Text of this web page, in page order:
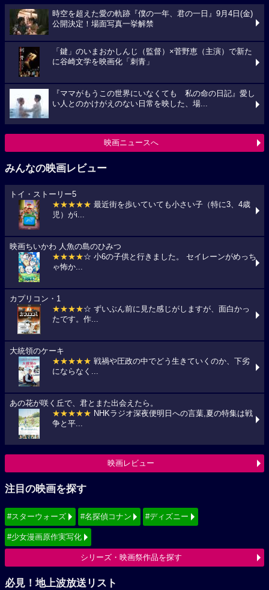
時空を超えた愛の軌跡『僕の一年、君の一日』9月4日(金)
公開決定！場面写真一挙解禁
「鍵」のいまおかしんじ（監督）×菅野恵（主演）で新た
に谷崎文学を映画化「刺青」
『ママがもうこの世界にいなくても 私の命の日記』愛し
い人とのかけがえのない日常を映した、場...
映画ニュースへ
みんなの映画レビュー
トイ・ストーリー5
★★★★★ 最近街を歩いていても小さい子（特に3、4歳
児）がi...
映画ちいかわ 人魚の島のひみつ
★★★★☆ 小6の子供と行きました。 セイレーンがめっち
ゃ怖か...
カプリコン・1
★★★★☆ ずいぶん前に見た感じがしますが、面白かっ
たです。作...
大統領のケーキ
★★★★★ 戦禍や圧政の中でどう生きていくのか、下劣
にならなく...
あの花が咲く丘で、君とまた出会えたら。
★★★★★ NHKラジオ深夜便明日への言葉,夏の特集は戦
争と平...
映画レビュー
注目の映画を探す
#スターウォーズ #名探偵コナン #ディズニー
#少女漫画原作実写化
シリーズ・映画祭作品を探す
必見！地上波放送リスト